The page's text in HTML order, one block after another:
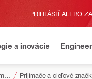
PRIHLÁSIŤ ALEBO
a inovácie
Prijímače a cieľové